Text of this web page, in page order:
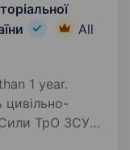
All
1 year.
Сили ТрО ЗСУ